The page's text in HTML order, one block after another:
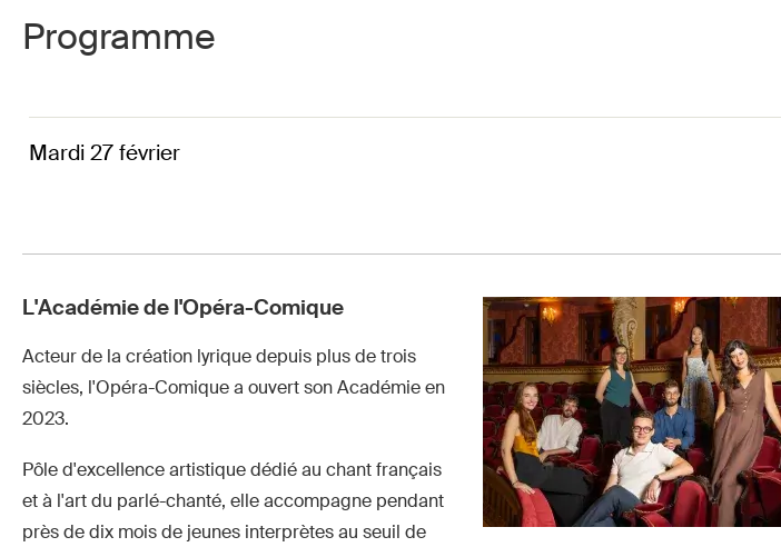
Programme
Mardi 27 février
L'Académie de l'Opéra-Comique
Acteur de la création lyrique depuis plus de trois
siècles, l'Opéra-Comique a ouvert son Académie en
2023.
Pôle d'excellence artistique dédié au chant français
et à l'art du parlé-chanté, elle accompagne pendant
près de dix mois de jeunes interprètes au seuil de